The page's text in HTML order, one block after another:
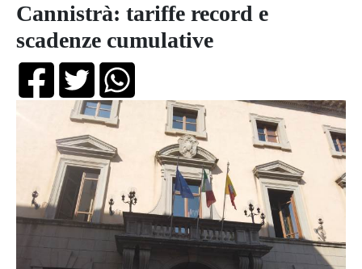
Cannistrà: tariffe record e
scadenze cumulative